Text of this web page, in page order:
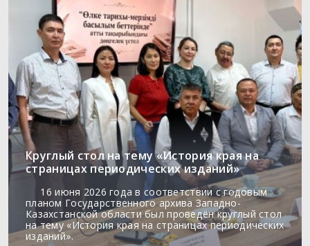
Круглый стол на тему «История края на
страницах периодических изданий»
16 июня 2026 года в соответствии с годовым
планом Государственного архива Западно-
Казахстанской области был проведён круглый стол
на тему «История края на страницах периодических
изданий».